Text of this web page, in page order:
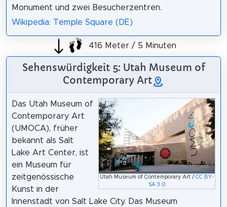
Monument und zwei Besucherzentren.
Wikipedia: Temple Square (DE)
416 Meter / 5 Minuten
Sehenswürdigkeit 5: Utah Museum of
Contemporary Art
Utah Museum of Contemporary Art /CC BY-
SA 3.0
Das Utah Museum of
Contemporary Art
(UMOCA), früher
bekannt als Salt
Lake Art Center, ist
ein Museum für
zeitgenössische
Kunst in der
Innenstadt von Salt Lake City. Das Museum